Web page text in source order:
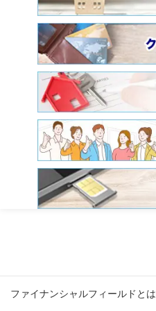
ファイナンシャルフィールドとは